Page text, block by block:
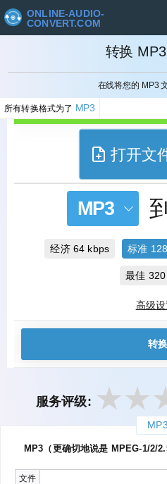
ONLINE-AUDIO-
CONVERT.COM
转换
在线将您的 MP3
所有转换格式为了 MP3
取消
打开文
MP3 到
经济 64 kbps 标准
最佳
高级
转换
服务评级:
MP3
MP3（更确切地说是 MPEG-1/2/
文件